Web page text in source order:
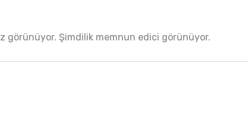
görünüyor. Şimdilik memnun edici görünüyor.